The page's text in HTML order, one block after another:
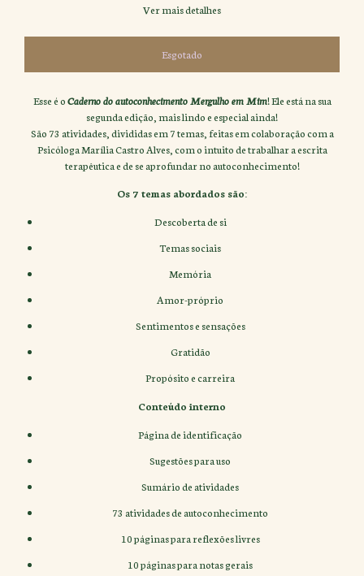
Ver mais detalhes
Esse é oCaderno do autoconhecimento Mergulho em Mim! Ele está na sua
segunda edição, mais lindo e especial ainda!
São 73 atividades, divididas em 7 temas, feitas em colaboração com a
Psicóloga Marília Castro Alves, com o intuito de trabalhar a escrita
terapêutica e de se aprofundar no autoconhecimento!
Os 7 temas abordados são:
Descoberta de si
Temas sociais
Memória
Amor-próprio
Sentimentos e sensações
Gratidão
Propósito e carreira
Conteúdo interno
Página de identificação
Sugestões para uso
Sumário de atividades
73 atividades de autoconhecimento
10 páginas para reflexões livres
10 páginas para notas gerais